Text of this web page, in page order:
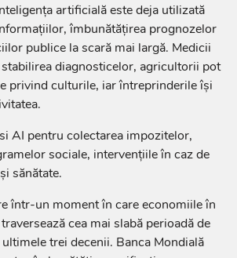
artificială este deja utilizată
îmbunătățirea prognozelor
publice la scară mai largă. Medicii
diagnosticelor, agricultorii pot
privind culturile, iar întreprinderile își
AI pentru colectarea impozitelor,
sociale, intervențiile în caz de
sănătate.
într-un moment în care economiile în
cea mai slabă perioadă de
trei decenii. Banca Mondială